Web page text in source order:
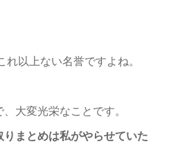
以上ない名誉ですよね。
大変光栄なことです。
まとめは私がやらせていた